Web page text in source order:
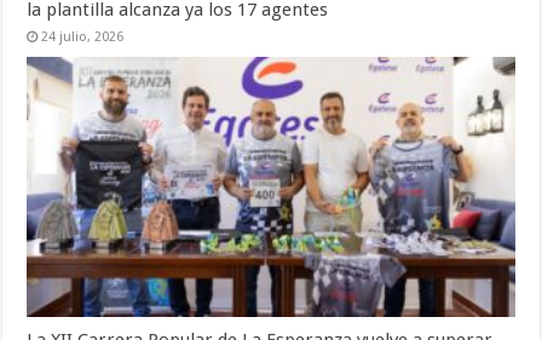
la plantilla alcanza ya los 17 agentes
24 julio, 2026